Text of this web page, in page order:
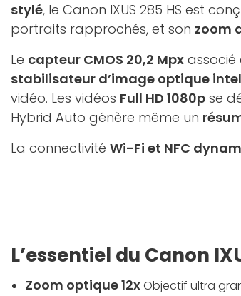
stylé, le Canon IXUS 285 HS est
portraits rapprochés, et son zoom
Le capteur CMOS 20,2 Mpx associé
stabilisateur d’image optique
vidéo. Les vidéos Full HD 1080p se
Hybrid Auto génère même un
La connectivité Wi-Fi et NFC
L’essentiel du Canon
Zoom optique 12xObjectif ultra